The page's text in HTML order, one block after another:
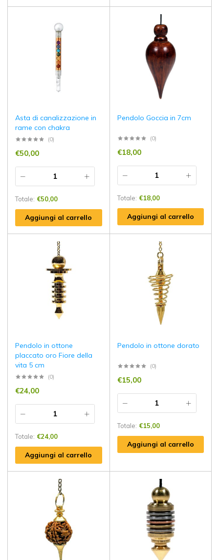
Asta di canalizzazione in
rame con chakra
(0)
€50,00
Totale: €50,00
Aggiungi al carrello
Pendolo Goccia in 7cm
(0)
€18,00
Totale: €18,00
Aggiungi al carrello
Pendolo in ottone
placcato oro Fiore della
vita 5 cm
(0)
€24,00
Totale: €24,00
Aggiungi al carrello
Pendolo in ottone dorato
(0)
€15,00
Totale: €15,00
Aggiungi al carrello